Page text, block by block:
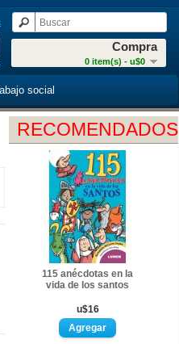
Compra
0 item(s) - u$0
social
RECOMENDADOS
115 anécdotas en la
vida de los santos
u$16